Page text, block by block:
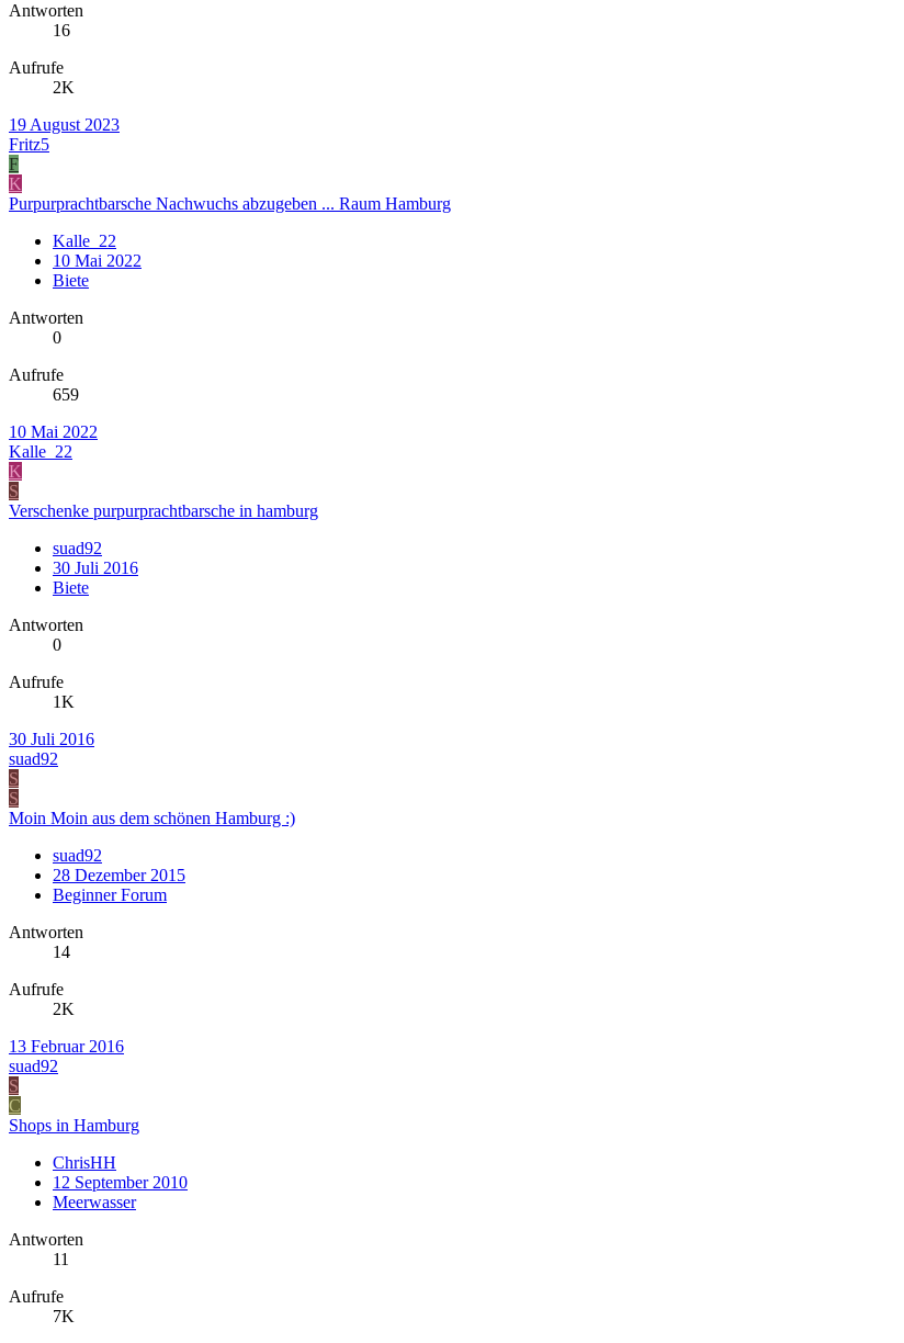
Antworten
16
Aufrufe
2K
19 August 2023
Fritz5
F
K
Purpurprachtbarsche Nachwuchs abzugeben ... Raum Hamburg
Kalle_22
10 Mai 2022
Biete
Antworten
0
Aufrufe
659
10 Mai 2022
Kalle_22
K
S
Verschenke purpurprachtbarsche in hamburg
suad92
30 Juli 2016
Biete
Antworten
0
Aufrufe
1K
30 Juli 2016
suad92
S
S
Moin Moin aus dem schönen Hamburg :)
suad92
28 Dezember 2015
Beginner Forum
Antworten
14
Aufrufe
2K
13 Februar 2016
suad92
S
C
Shops in Hamburg
ChrisHH
12 September 2010
Meerwasser
Antworten
11
Aufrufe
7K